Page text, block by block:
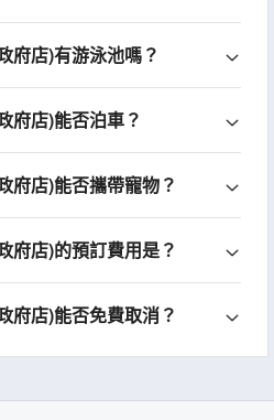
府店)有游泳池嗎？
府店)能否泊車？
府店)能否攜帶寵物？
府店)的預訂費用是？
府店)能否免費取消？